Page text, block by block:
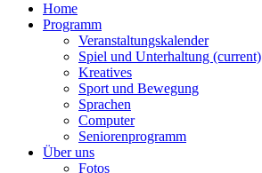
Home
Programm
Veranstaltungskalender
Spiel und Unterhaltung (current)
Kreatives
Sport und Bewegung
Sprachen
Computer
Seniorenprogramm
Über uns
Fotos